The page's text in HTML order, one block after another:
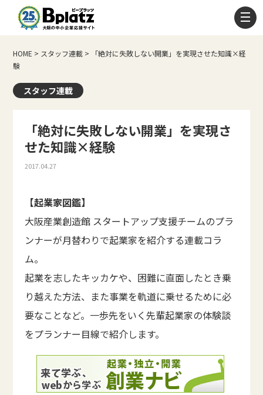
HOME > スタッフ連載 >
「絶対に失敗しない開業」を実現させた知識×経
験
スタッフ連載
「絶対に失敗しない開業」を実現さ
せた知識×経験
2017.04.27
【起業家図鑑】
大阪産業創造館 スタートアップ支援チームのプラ
ンナーが月替わりで起業家を紹介する連載コラ
ム。
起業を志したキッカケや、困難に直面したとき乗
り越えた方法、また事業を軌道に乗せるために必
要なことなど。一歩先をいく先輩起業家の体験談
をプランナー目線で紹介します。